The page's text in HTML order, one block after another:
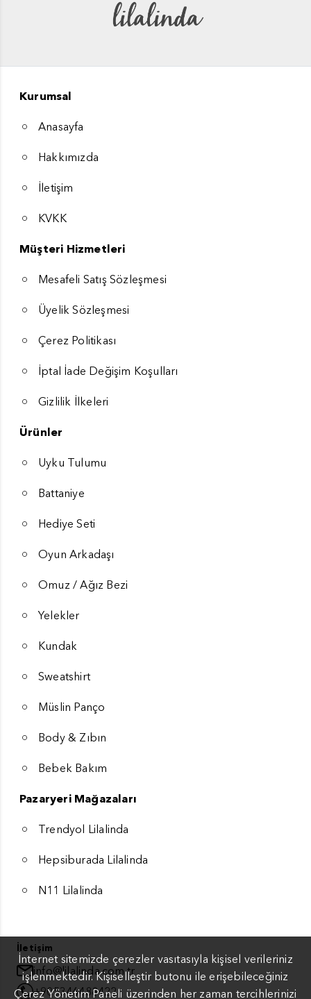
Kurumsal
Anasayfa
Hakkımızda
İletişim
KVKK
Müşteri Hizmetleri
Mesafeli Satış Sözleşmesi
Üyelik Sözleşmesi
Çerez Politikası
İptal İade Değişim Koşulları
Gizlilik İlkeleri
Ürünler
Uyku Tulumu
Battaniye
Hediye Seti
Oyun Arkadaşı
Omuz / Ağız Bezi
Yelekler
Kundak
Sweatshirt
Müslin Panço
Body & Zıbın
Bebek Bakım
Pazaryeri Mağazaları
Trendyol Lilalinda
Hepsiburada Lilalinda
N11 Lilalinda
İletişim
info@lilalinda.com.tr
+905346488422
İnternet sitemizde çerezler vasıtasıyla kişisel verileriniz
işlenmektedir. Kişiselleştir butonu ile erişebileceğiniz
Çerez Yönetim Paneli üzerinden her zaman tercihlerinizi